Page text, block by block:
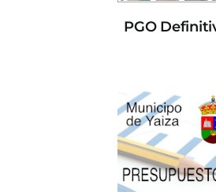
PGO